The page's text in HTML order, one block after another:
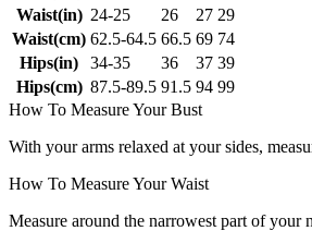
Waist(in) 24-25 26 27 29
Waist(cm) 62.5-64.5 66.5 69 74
Hips(in)
34-35 36 37 39
Hips(cm) 87.5-89.5 91.5 94 99
How To Measure Your Bust
With your arms relaxed at your sides,
How To Measure Your Waist
Measure around the narrowest part of your